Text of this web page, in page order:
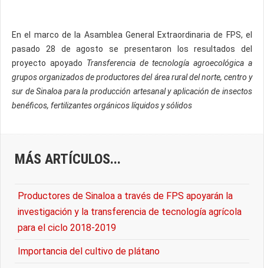
En el marco de la Asamblea General Extraordinaria de FPS, el
pasado 28 de agosto se presentaron los resultados del
proyecto apoyado Transferencia de tecnología agroecológica a
grupos organizados de productores del área rural del norte, centro y
sur de Sinaloa para la producción artesanal y aplicación de insectos
benéficos, fertilizantes orgánicos líquidos y sólidos
MÁS ARTÍCULOS...
Productores de Sinaloa a través de FPS apoyarán la
investigación y la transferencia de tecnología agrícola
para el ciclo 2018-2019
Importancia del cultivo de plátano